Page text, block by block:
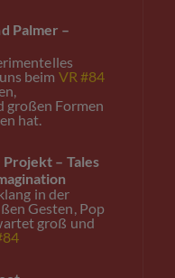
Palmer –
beim VR #84
großen Formen
hat.
– Tales
klang in der
Gesten, Pop
groß und